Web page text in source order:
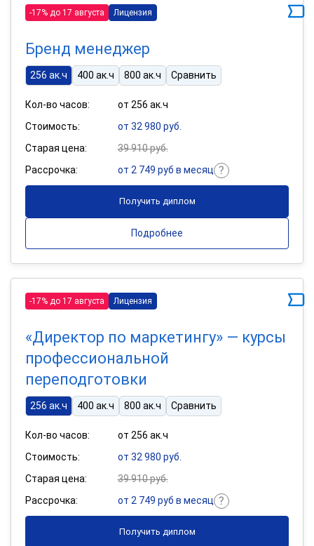
-17% до 17 августа Лицензия
Бренд менеджер
256 ак.ч 400 ак.ч 800 ак.ч Сравнить
Кол-во часов:
от 256 ак.ч
Стоимость:
от 32 980 руб.
Старая цена:
39 910 руб.
Рассрочка:
от 2 749 руб в месяц
Получить диплом
Подробнее
-17% до 17 августа Лицензия
«Директор по маркетингу» — курсы
профессиональной
переподготовки
256 ак.ч 400 ак.ч 800 ак.ч Сравнить
Кол-во часов:
от 256 ак.ч
Стоимость:
от 32 980 руб.
Старая цена:
39 910 руб.
Рассрочка:
от 2 749 руб в месяц
Получить диплом